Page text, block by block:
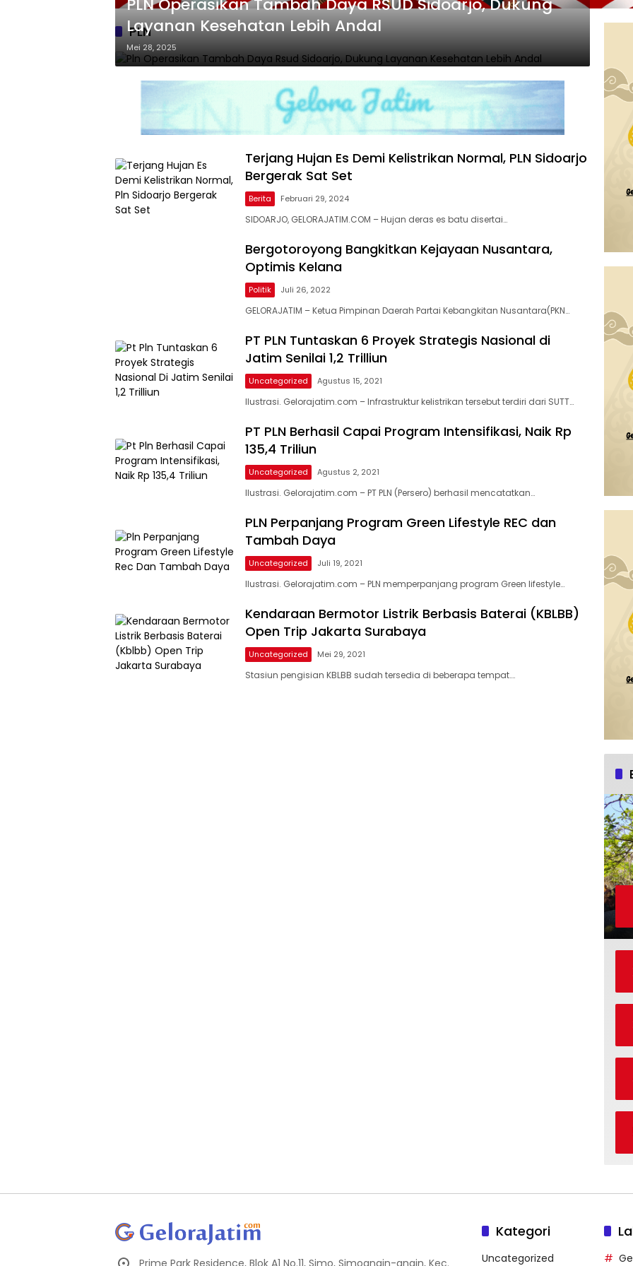
PLN
PLN Operasikan Tambah Daya RSUD Sidoarjo, Dukung
Layanan Kesehatan Lebih Andal
Mei 28, 2025
Terjang Hujan Es Demi Kelistrikan Normal, PLN Sidoarjo
Bergerak Sat Set
Berita Februari 29, 2024
SIDOARJO, GELORAJATIM.COM – Hujan deras es batu disertai…
Bergotoroyong Bangkitkan Kejayaan Nusantara,
Optimis Kelana
Politik Juli 26, 2022
GELORAJATIM – Ketua Pimpinan Daerah Partai Kebangkitan Nusantara(PKN…
PT PLN Tuntaskan 6 Proyek Strategis Nasional di
Jatim Senilai 1,2 Trilliun
Uncategorized Agustus 15, 2021
Ilustrasi. Gelorajatim.com – Infrastruktur kelistrikan tersebut terdiri dari SUTT…
PT PLN Berhasil Capai Program Intensifikasi, Naik Rp
135,4 Triliun
Uncategorized Agustus 2, 2021
Ilustrasi. Gelorajatim.com – PT PLN (Persero) berhasil mencatatkan…
PLN Perpanjang Program Green Lifestyle REC dan
Tambah Daya
Uncategorized Juli 19, 2021
Ilustrasi. Gelorajatim.com – PLN memperpanjang program Green lifestyle…
Kendaraan Bermotor Listrik Berbasis Baterai (KBLBB)
Open Trip Jakarta Surabaya
Uncategorized Mei 29, 2021
Stasiun pengisian KBLBB sudah tersedia di beberapa tempat….
Kategori
Uncategorized